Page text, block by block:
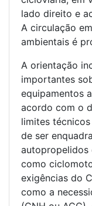
lado direito e
A circulação
ambientais é
A orientação
importantes
equipamentos
acordo com o
limites
de ser
autopropelidos
como
exigências do
como a